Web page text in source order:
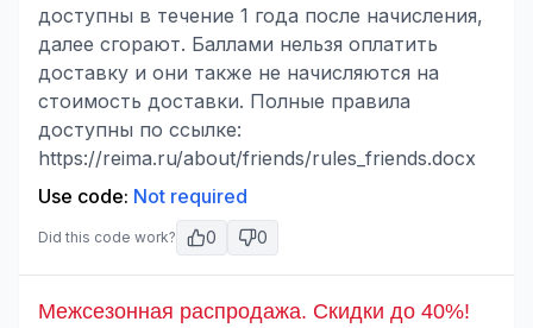
доступны в течение 1 года после начисления,
далее сгорают. Баллами нельзя оплатить
доставку и они также не начисляются на
стоимость доставки. Полные правила
доступны по ссылке:
https://reima.ru/about/friends/rules_friends.docx
Use code: Not required
Did this code work? 0 0
Межсезонная распродажа. Скидки до 40%!